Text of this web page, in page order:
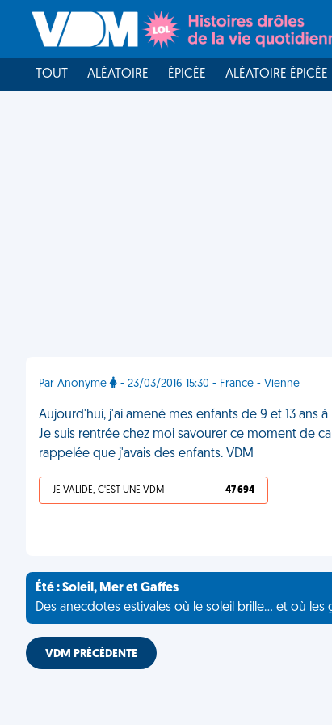
TOUT ALÉATOIRE ÉPICÉE ALÉATOIRE ÉPICÉE
Par Anonyme - 23/03/2016 15:30 - France - Vienne
Aujourd'hui, j'ai amené mes enfants de 9 et 13 ans
Je suis rentrée chez moi savourer ce moment de
rappelée que j'avais des enfants. VDM
JE VALIDE, C'EST UNE VDM 47 694
Été : Soleil, Mer et Gaffes
Des anecdotes estivales où le soleil brille... et où les
VDM PRÉCÉDENTE